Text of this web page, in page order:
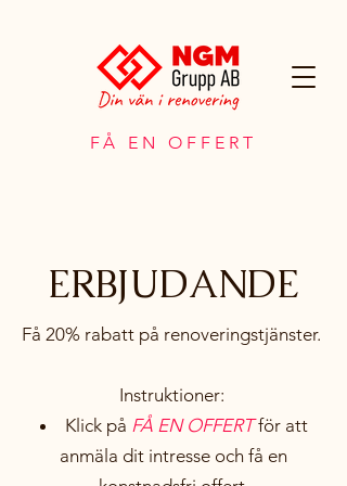
FÅ EN OFFERT
ERBJUDANDE
Få 20% rabatt på renoveringstjänster.
Instruktioner:
Klick på FÅ EN OFFERTför att
anmäla dit intresse och få en